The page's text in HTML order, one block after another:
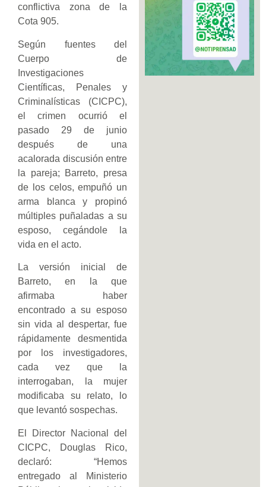
conflictiva zona de la
Cota 905.
Según fuentes del
Cuerpo de
Investigaciones
Científicas, Penales y
Criminalísticas (CICPC),
el crimen ocurrió el
pasado 29 de junio
después de una
acalorada discusión entre
la pareja; Barreto, presa
de los celos, empuñó un
arma blanca y propinó
múltiples puñaladas a su
esposo, cegándole la
vida en el acto.
La versión inicial de
Barreto, en la que
afirmaba haber
encontrado a su esposo
sin vida al despertar, fue
rápidamente desmentida
por los investigadores,
cada vez que la
interrogaban, la mujer
modificaba su relato, lo
que levantó sospechas.
El Director Nacional del
CICPC, Douglas Rico,
declaró: “Hemos
entregado al Ministerio